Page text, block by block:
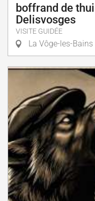
boffrand de
Delisvosges
VISITE GUIDÉE
La Vôge-les-Bains